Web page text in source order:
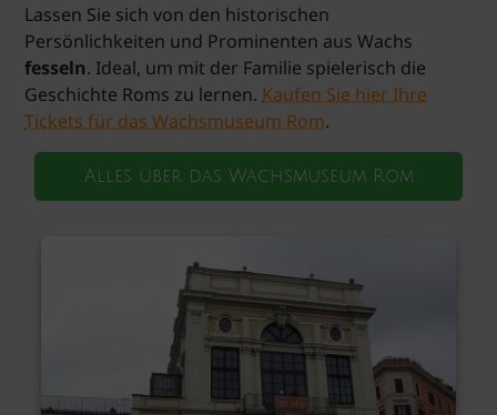
Lassen Sie sich von den historischen
Persönlichkeiten und Prominenten aus Wachs
fesseln. Ideal, um mit der Familie spielerisch die
Geschichte Roms zu lernen. Kaufen Sie hier Ihre
Tickets für das Wachsmuseum Rom.
Alles über das Wachsmuseum Rom